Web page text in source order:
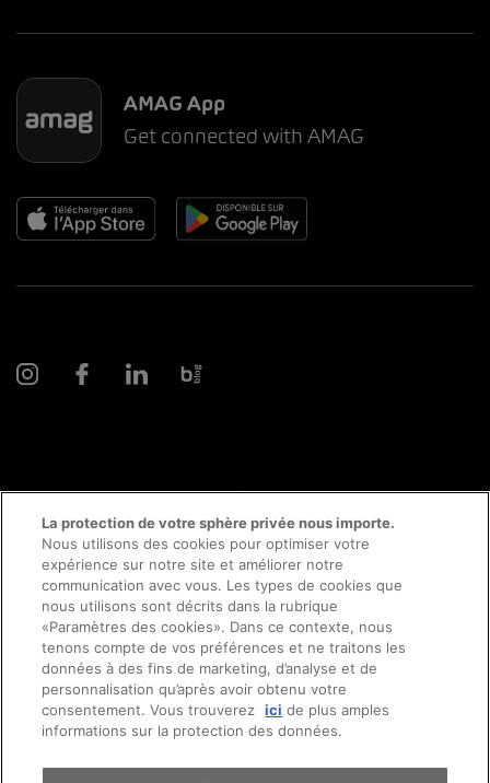
Prendre rendez-vous
Essai sur route
AMAG App
Get connected with AMAG
© 2026 AMAG Automobiles et Moteurs SA
Protection des données Mentions légales
Conseil en ligne mentions légales
Directive cookies Impressum
La protection de votre sphère privée nous importe.
Nous utilisons des cookies pour optimiser votre
expérience sur notre site et améliorer notre
communication avec vous. Les types de cookies que
nous utilisons sont décrits dans la rubrique
«Paramètres des cookies». Dans ce contexte, nous
tenons compte de vos préférences et ne traitons les
données à des fins de marketing, d’analyse et de
personnalisation qu’après avoir obtenu votre
consentement. Vous trouverez ici de plus amples
informations sur la protection des données.